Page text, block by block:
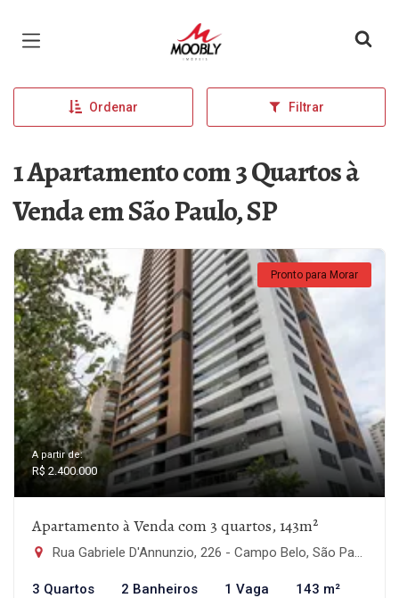
Página inicial
Ordenar Filtrar
1 Apartamento com 3 Quartos à
Venda em São Paulo, SP
Pronto para Morar
A partir de:
R$ 2.400.000
Apartamento à Venda com 3 quartos, 143m²
Rua Gabriele D'Annunzio, 226 - Campo Belo, São Paulo-SP
3 Quartos 2 Banheiros 1 Vaga 143 m²